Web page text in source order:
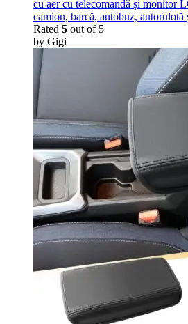
cu aer cu telecomandă și monitor
camion, barcă, autobuz, autorulotă
Rated 5 out of 5
by Gigi